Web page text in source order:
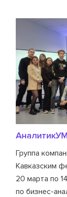
Группа
Кавказским
20 марта по
по бизнес-